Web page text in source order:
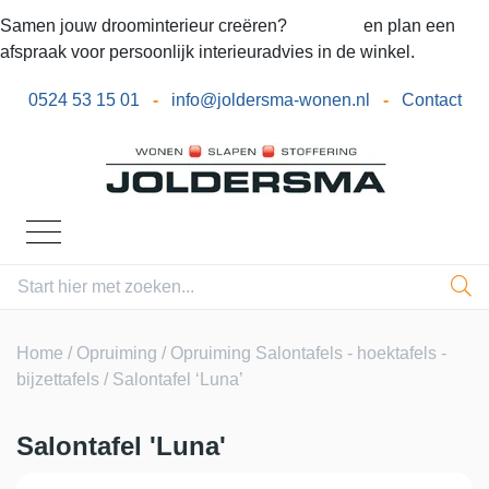
Samen jouw droominterieur creëren?
en plan een
afspraak voor persoonlijk interieuradvies in de winkel.
0524 53 15 01 - info@joldersma-wonen.nl - Contact
Home / Opruiming / Opruiming Salontafels - hoektafels -
bijzettafels / Salontafel ‘Luna’
Salontafel 'Luna'